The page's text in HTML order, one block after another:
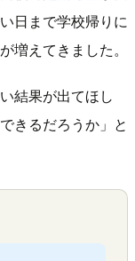
日まで学校帰りに
増えてきました。
結果が出てほし
きるだろうか」と